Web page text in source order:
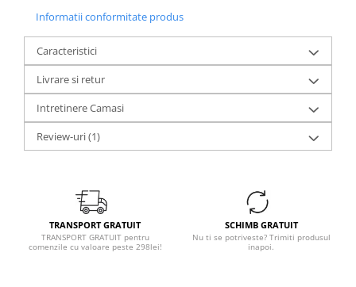
Informatii conformitate produs
Caracteristici
Livrare si retur
Intretinere Camasi
Review-uri(1)
TRANSPORT GRATUIT
TRANSPORT GRATUIT pentru
comenzile cu valoare peste 298lei!
SCHIMB GRATUIT
Nu ti se potriveste? Trimiti produsul
inapoi.